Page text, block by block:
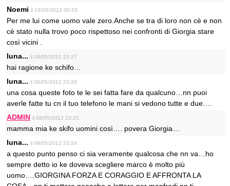
Noemi il 10/05/2012 00:53
Per me lui come uomo vale zero.Anche se tra di loro non cè e non
cè stato nulla trovo poco rispettoso nei confronti di Giorgia stare
così vicini .
luna... il 09/05/2012 23:27
hai ragione ke schifo…
luna... il 09/05/2012 23:26
una cosa queste foto te le sei fatta fare da qualcuno…nn puoi
averle fatte tu cn il tuo telefono le mani si vedono tutte e due….
ADMIN il 09/05/2012 23:25
mamma mia ke skifo uomini così…. povera Giorgia…
luna... il 09/05/2012 23:24
a questo punto penso ci sia veramente qualcosa che nn va…ho
sempre detto io ke doveva scegliere marco è molto più
uomo….GIORGINA FORZA E CORAGGIO E AFFRONTA LA